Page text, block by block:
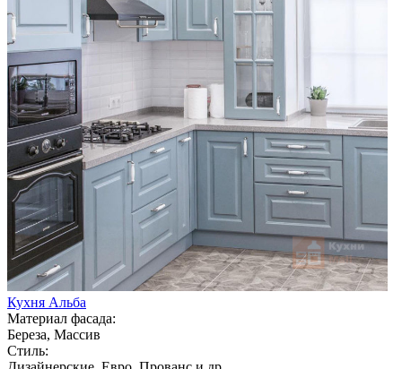
Кухня Альба
Материал фасада:
Береза, Массив
Стиль: